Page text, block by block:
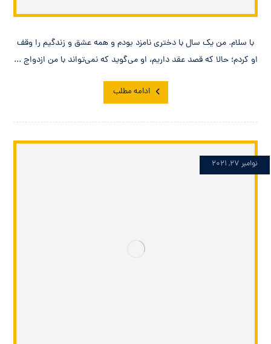
با سلام. من یک سال با دختری نامزد بودم و همه عشق و زندگیم را وقف
او کردم؛ حالا که قصد عقد داریم، او می‌گوید که نمی‌تواند با من ازدواج ...
ادامه مطلب
نوامبر 27, 2021